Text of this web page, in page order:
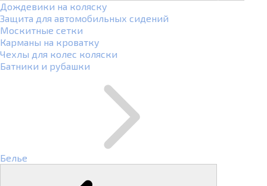
Дождевики на коляску
Защита для автомобильных сидений
Москитные сетки
Карманы на кроватку
Чехлы для колес коляски
Батники и рубашки
Белье